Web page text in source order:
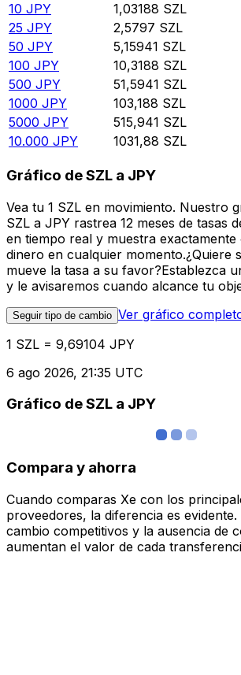
10 JPY 1,03188 SZL
25 JPY 2,5797 SZL
50 JPY 5,15941 SZL
100 JPY 10,3188 SZL
500 JPY 51,5941 SZL
1000 JPY 103,188 SZL
5000 JPY 515,941 SZL
10.000 JPY 1031,88 SZL
Gráfico de SZL a JPY
Vea tu 1 SZL en movimiento. Nuestro
SZL a JPY rastrea 12 meses de tasas
en tiempo real y muestra
dinero en cualquier momento.¿Quiere
mueve la tasa a su favor?Establezca
y le avisaremos cuando alcance tu
Seguir tipo de cambio Ver gráfico
1 SZL = 9,69104 JPY
6 ago 2026, 21:35 UTC
Gráfico de SZL a JPY
Compara y ahorra
Cuando comparas Xe con los
proveedores, la diferencia es
cambio competitivos y la ausencia de
aumentan el valor de cada